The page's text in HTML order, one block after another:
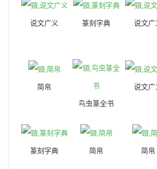
说文广义 篆刻字典 说文广
简帛
鸟虫篆全书
说文广
篆刻字典 简帛 简帛